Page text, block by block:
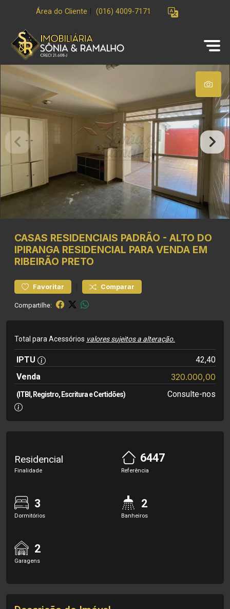
Área do Cliente (016) 4009-7171
CASAS RESIDENCIAIS PADRÃO - ALTO DO
IPIRANGA RESIDENCIAL PARA VENDA EM
RIBEIRÃO PRETO
Favoritar Comparar
Compartilhe:
Total para Acessórios valores sujeitos a alteração.
IPTU
42,40
Venda
320.000,00
(ITBI, Registro, Escritura e Certidões) Consulte-nos
Residencial
Finalidade
6447
Referência
3
Dormitórios
2
Banheiros
2
Garagens